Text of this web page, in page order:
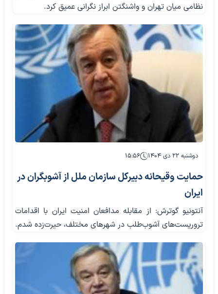
نظامی میان تهران و واشنگتن ابراز نگرانی عمیق کرد.
دوشنبه ۲۲ دی ۱۴۰۴ ۱۵:۵۶
حمایت وقیحانه دبیرکل سازمان ملل از آشوبگران در
ایران
آنتونیو گوترش: از مقابله مدافعان امنیت ایران با اقدامات
تروریست‌های آشوب‌طلب در شهرهای مختلف، حیرت‌زده شدم.